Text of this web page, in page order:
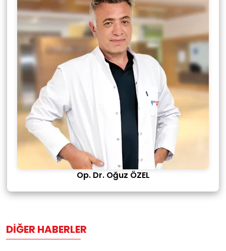
Op. Dr. Oğuz ÖZEL
DIĞER HABERLER